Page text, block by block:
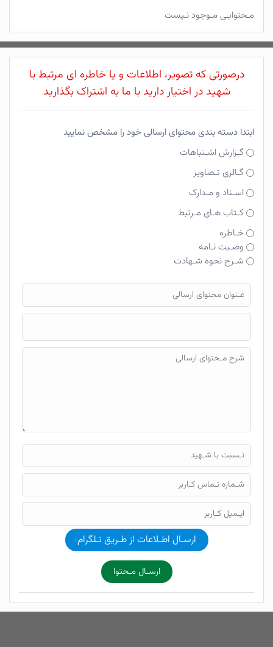
مـحتوایـی مـوجود نـیست
درصورتی که تصویر، اطلاعات و یا خاطره ای مرتبط با
شهید در اختیار دارید با ما به اشتراک بگذارید
ابتدا دسته بندی محتوای ارسالی خود را مشخص نمایید
گـزارش اشـتباهات
گـالری تـصاویر
اسـناد و مـدارک
کـتاب هـای مـرتبط
خـاطره
وصـیت نـامه
شـرح نحوه شـهادت
فایل محتوای ارسالی
ارسـال اطـلاعات از طـریق تـلگرام
ارسـال مـحتوا